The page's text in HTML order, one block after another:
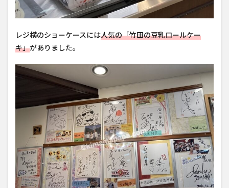
レジ横のショーケースには人気の「竹田の豆乳ロールケー
キ」がありました。